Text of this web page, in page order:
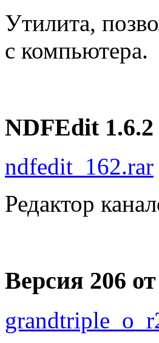
Утилита,
с компьютера.
NDFEdit 1.6.2
ndfedit_162.rar
Редактор
Версия 206